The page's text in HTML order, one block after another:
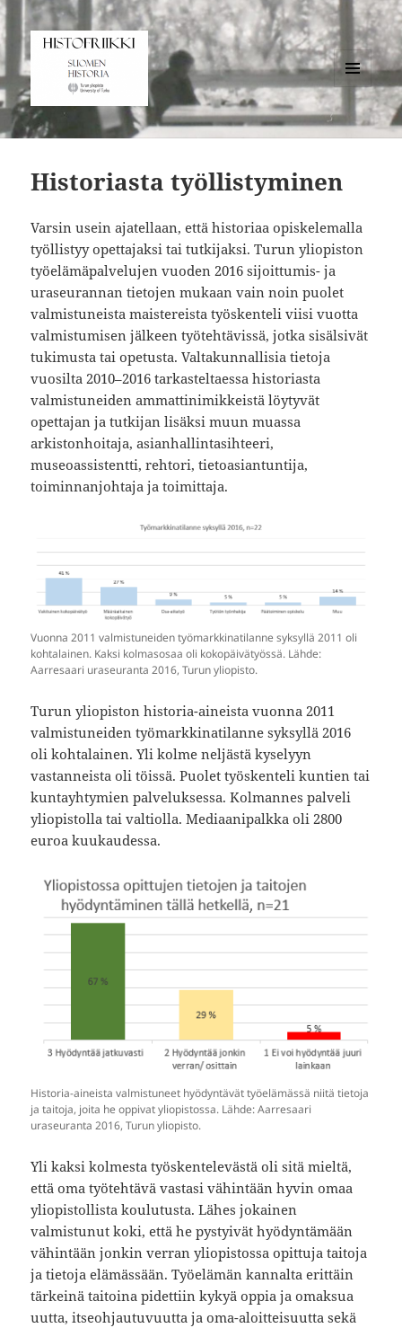
Histofriikki
VALIKKO
JA
VIMPAIMET
Historiasta työllistyminen
Varsin usein ajatellaan, että historiaa opiskelemalla
työllistyy opettajaksi tai tutkijaksi. Turun yliopiston
työelämäpalvelujen vuoden 2016 sijoittumis- ja
uraseurannan tietojen mukaan vain noin puolet
valmistuneista maistereista työskenteli viisi vuotta
valmistumisen jälkeen työtehtävissä, jotka sisälsivät
tukimusta tai opetusta. Valtakunnallisia tietoja
vuosilta 2010–2016 tarkasteltaessa historiasta
valmistuneiden ammattinimikkeistä löytyvät
opettajan ja tutkijan lisäksi muun muassa
arkistonhoitaja, asianhallintasihteeri,
museoassistentti, rehtori, tietoasiantuntija,
toiminnanjohtaja ja toimittaja.
Vuonna 2011 valmistuneiden työmarkkinatilanne syksyllä 2011 oli
kohtalainen. Kaksi kolmasosaa oli kokopäivätyössä. Lähde:
Aarresaari uraseuranta 2016, Turun yliopisto.
Turun yliopiston historia-aineista vuonna 2011
valmistuneiden työmarkkinatilanne syksyllä 2016
oli kohtalainen. Yli kolme neljästä kyselyyn
vastanneista oli töissä. Puolet työskenteli kuntien tai
kuntayhtymien palveluksessa. Kolmannes palveli
yliopistolla tai valtiolla. Mediaanipalkka oli 2800
euroa kuukaudessa.
Historia-aineista valmistuneet hyödyntävät työelämässä niitä tietoja
ja taitoja, joita he oppivat yliopistossa. Lähde: Aarresaari
uraseuranta 2016, Turun yliopisto.
Yli kaksi kolmesta työskentelevästä oli sitä mieltä,
että oma työtehtävä vastasi vähintään hyvin omaa
yliopistollista koulutusta. Lähes jokainen
valmistunut koki, että he pystyivät hyödyntämään
vähintään jonkin verran yliopistossa opittuja taitoja
ja tietoja elämässään. Työelämän kannalta erittäin
tärkeinä taitoina pidettiin kykyä oppia ja omaksua
uutta, itseohjautuvuutta ja oma-aloitteisuutta sekä